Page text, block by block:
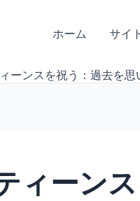
ホーム サイ
ーンスを祝う：過去を
ィーン